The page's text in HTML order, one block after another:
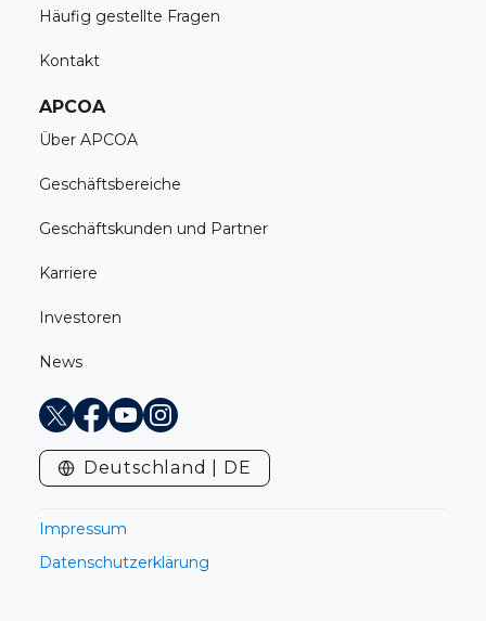
Häufig gestellte Fragen
Kontakt
APCOA
Über APCOA
Geschäftsbereiche
Geschäftskunden und Partner
Karriere
Investoren
News
X Facebook
YoutubeInstagram
Deutschland | DE
Impressum
Datenschutzerklärung